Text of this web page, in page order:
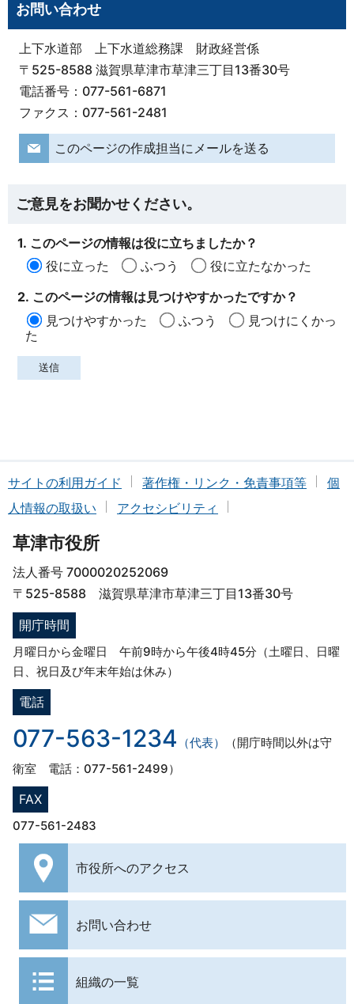
お問い合わせ
上下水道部 上下水道総務課 財政経営係
〒525-8588 滋賀県草津市草津三丁目13番30号
電話番号：077-561-6871
ファクス：077-561-2481
このページの作成担当にメールを送る
ご意見をお聞かせください。
1. このページの情報は役に立ちましたか？
役に立った
ふつう
役に立たなかった
2. このページの情報は見つけやすかったですか？
見つけやすかった
ふつう
見つけにくかっ
た
サイトの利用ガイド 著作権・リンク・免責事項等
個
人情報の取扱い
アクセシビリティ
草津市役所
法人番号 7000020252069
〒525-8588 滋賀県草津市草津三丁目13番30号
開庁時間
月曜日から金曜日 午前9時から午後4時45分（土曜日、日曜
日、祝日及び年末年始は休み）
電話
077-563-1234 （代表）
（開庁時間以外は守
衛室 電話：077-561-2499）
FAX
077-561-2483
市役所へのアクセス
お問い合わせ
組織の一覧